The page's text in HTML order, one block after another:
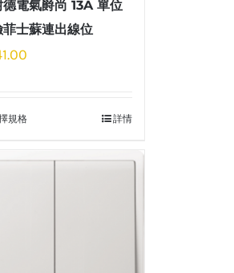
德電氣爵尚 13A 單位
菲士蘇連出線位
規格 詳情